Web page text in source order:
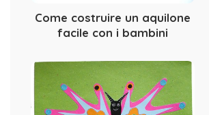
Come costruire un aquilone
facile con i bambini